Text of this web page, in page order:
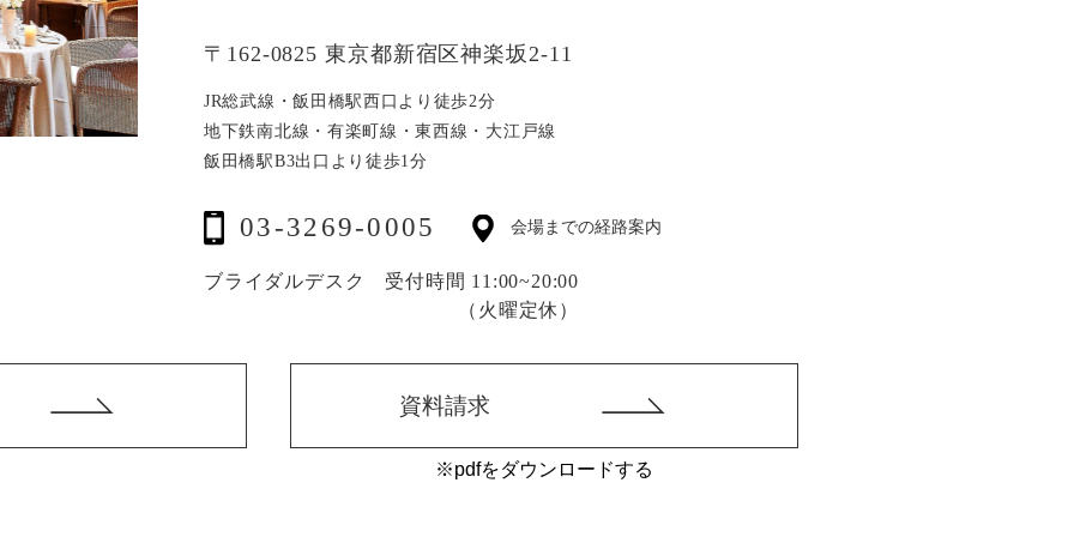
〒162-0825 東京都新宿区神楽坂2-11
JR総武線・飯田橋駅西口より徒歩2分
地下鉄南北線・有楽町線・東西線・大江戸線
飯田橋駅B3出口より徒歩1分
会場までの経路案内
03-3269-0005
ブライダルデスク 受付時間 11:00~20:00
（火曜定休）
資料請求
※pdfをダウンロードする